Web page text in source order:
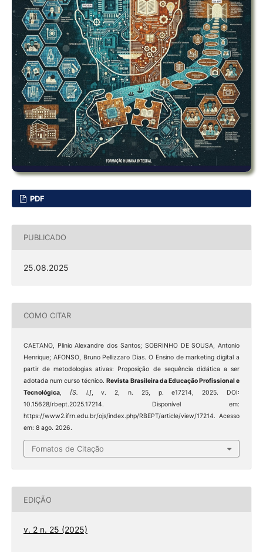
PDF
PUBLICADO
25.08.2025
COMO CITAR
CAETANO, Plinio Alexandre dos Santos; SOBRINHO DE SOUSA, Antonio
Henrique; AFONSO, Bruno Pellizzaro Dias. O Ensino de marketing digital a
partir de metodologias ativas: Proposição de sequência didática a ser
adotada num curso técnico.Revista Brasileira da Educação Profissional e
Tecnológica, [S. l.], v. 2, n. 25, p. e17214, 2025. DOI:
10.15628/rbept.2025.17214. Disponível em:
https://www2.ifrn.edu.br/ojs/index.php/RBEPT/article/view/17214. Acesso
em: 8 ago. 2026.
Fomatos de Citação
EDIÇÃO
v. 2 n. 25 (2025)